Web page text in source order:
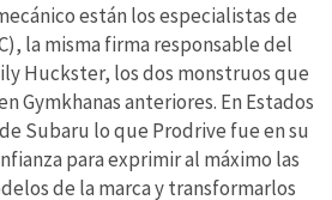
están los especialistas de
la misma firma responsable del
Huckster, los dos monstruos que
Gymkhanas anteriores. En Estados
Subaru lo que Prodrive fue en su
para exprimir al máximo las
de la marca y transformarlos